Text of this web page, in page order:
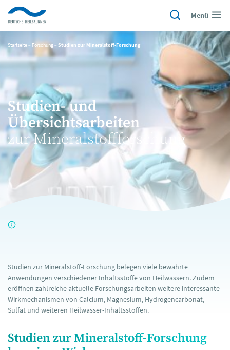
Menü
Startseite~ Forschung~ Studien zur Mineralstoff-Forschung
Studien- und
Übersichtsarbeiten
zur Mineralstoffforschung
Studien zur Mineralstoff-Forschung belegen viele bewährte
Anwendungen verschiedener Inhaltsstoffe von Heilwässern. Zudem
eröffnen zahlreiche aktuelle Forschungsarbeiten weitere interessante
Wirkmechanismen von Calcium, Magnesium, Hydrogencarbonat,
Sulfat und weiteren Heilwasser-Inhaltsstoffen.
Studien zur Mineralstoff-Forschung